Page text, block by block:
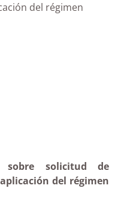
del régimen
sobre solicitud de
del régimen